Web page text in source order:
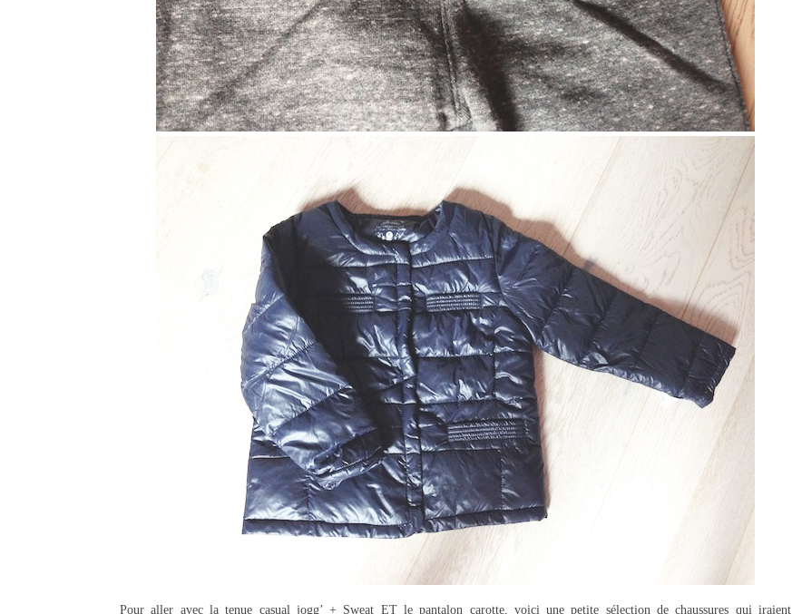
Pour aller avec la tenue casual jogg’ + Sweat ET le pantalon carotte, voici une petite sélection de chaussures qui iraient